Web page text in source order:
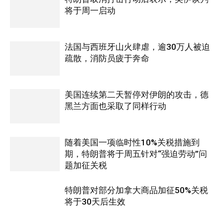
将于周一启动
法国与西班牙山火肆虐，逾30万人被迫
疏散，消防员疲于奔命
美国连续第二天暂停对伊朗的攻击，德
黑兰方面也采取了同样行动
随着美国一项临时性10%关税措施到
期，特朗普将于周五针对“强迫劳动”问
题加征关税
特朗普对部分加拿大商品加征50%关税
将于30天后生效